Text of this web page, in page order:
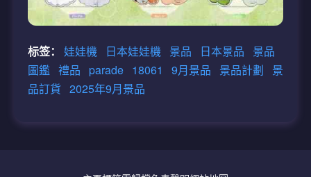
标签： 娃娃機 日本娃娃機 景品 日本景品
景品
圖鑑 禮品 parade 18061 9月景品 景品計劃
景
品訂貨 2025年9月景品